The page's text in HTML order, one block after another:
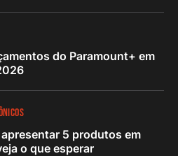
do Paramount+ em
5 produtos em
o que esperar